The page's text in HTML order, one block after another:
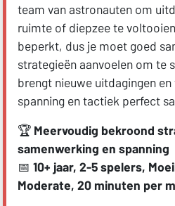
team van astronauten om
ruimte of diepzee te
beperkt, dus je moet goed
strategieën aanvoelen om te
brengt nieuwe uitdagingen
spanning en tactiek perfect
🏆 Meervoudig bekroond
samenwerking en spanning
📅 10+ jaar, 2-5 spelers,
Moderate, 20 minuten per